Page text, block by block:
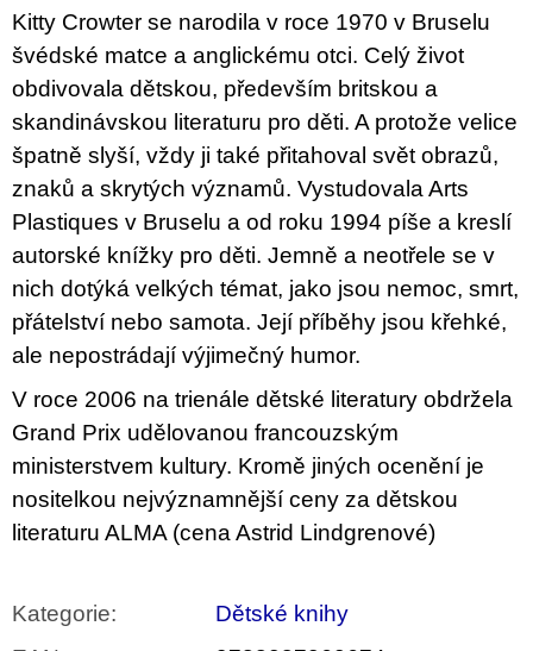
Kitty Crowter se narodila v roce 1970 v Bruselu
švédské matce a anglickému otci. Celý život
obdivovala dětskou, především britskou a
skandinávskou literaturu pro děti. A protože velice
špatně slyší, vždy ji také přitahoval svět obrazů,
znaků a skrytých významů. Vystudovala Arts
Plastiques v Bruselu a od roku 1994 píše a kreslí
autorské knížky pro děti. Jemně a neotřele se v
nich dotýká velkých témat, jako jsou nemoc, smrt,
přátelství nebo samota. Její příběhy jsou křehké,
ale nepostrádají výjimečný humor.
V roce 2006 na trienále dětské literatury obdržela
Grand Prix udělovanou francouzským
ministerstvem kultury. Kromě jiných ocenění je
nositelkou nejvýznamnější ceny za dětskou
literaturu ALMA (cena Astrid Lindgrenové)
Kategorie:
Dětské knihy